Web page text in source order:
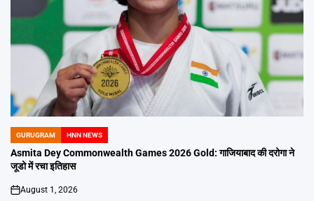
POSTED
IN
GURUGRAM HNN NEWS
Asmita Dey Commonwealth Games 2026 Gold: गाजियाबाद की दरोगा ने
जूडो में रचा इतिहास
on
August 1, 2026